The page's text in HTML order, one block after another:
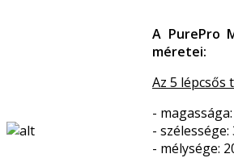
A PurePro
méretei:
Az 5 lépcsős
-
- szélessége:
- mélysége: